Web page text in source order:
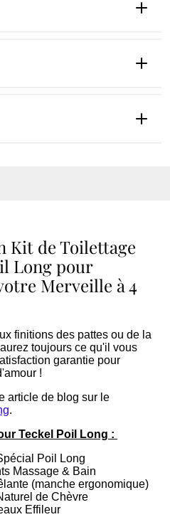
Kit de Toilettage
Long pour
Merveille à 4
finitions des pattes ou de la
toujours ce qu'il vous
garantie pour
!
article de blog sur le
.
Teckel Poil Long :
Poil Long
Massage & Bain
(manche ergonomique)
de Chèvre
Effileur